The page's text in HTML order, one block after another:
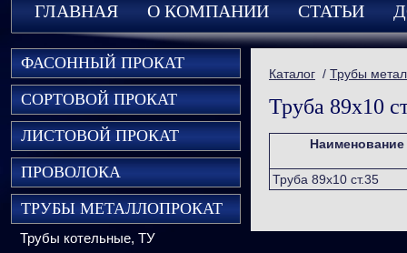
ГЛАВНАЯ О КОМПАНИИ СТАТЬИ
ФАСОННЫЙ ПРОКАТ
СОРТОВОЙ ПРОКАТ
ЛИСТОВОЙ ПРОКАТ
ПРОВОЛОКА
ТРУБЫ МЕТАЛЛОПРОКАТ
Трубы котельные, ТУ
Каталог / Трубы
Труба 89х10
Наименование
Труба 89х10 ст.35